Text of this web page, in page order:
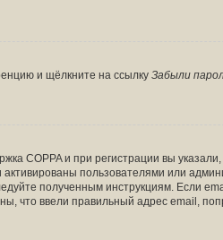
и щёлкните на ссылкуЗабыли
COPPA и при регистрации вы
пользователями или
полученным инструкциям. Если
что ввели правильный адрес email,